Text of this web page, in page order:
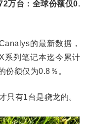
万台：全球份额仅0.
的最新数据，
系列笔记本迄今累计
份额仅为0.8％。
有1台是骁龙的。